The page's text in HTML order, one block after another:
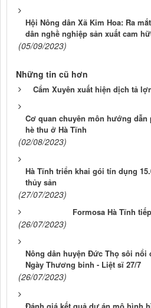
Hội Nông dân Xã Kim Hoa: Ra
dân nghề nghiệp sản xuất cam
(05/09/2023)
Những tin cũ hơn
Cẩm Xuyên xuất hiện dịch tả
Cơ quan chuyên môn hướng
hè thu ở Hà Tĩnh
(02/08/2023)
Hà Tĩnh triển khai gói tín dụng
thủy sản
(27/07/2023)
Formosa Hà Tĩnh
(26/07/2023)
Nông dân huyện Đức Thọ sôi nổi
Ngày Thương binh - Liệt sĩ 27/7
(26/07/2023)